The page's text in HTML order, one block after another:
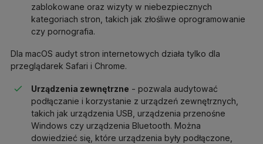
zablokowane oraz wizyty w niebezpiecznych
kategoriach stron, takich jak złośliwe oprogramowanie
czy pornografia.
Dla macOS audyt stron internetowych działa tylko dla
przeglądarek Safari i Chrome.
Urządzenia zewnętrzne - pozwala audytować
podłączanie i korzystanie z urządzeń zewnętrznych,
takich jak urządzenia USB, urządzenia przenośne
Windows czy urządzenia Bluetooth. Można
dowiedzieć się, które urządzenia były podłączone,